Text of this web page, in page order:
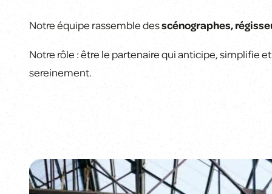
Notre équipe rassemble desscénographes,
Notre rôle : être le partenaire qui anticipe, simplifie
sereinement.